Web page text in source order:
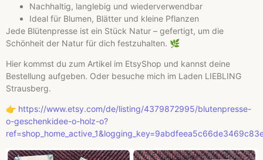
Nachhaltig, langlebig und wiederverwendbar
Ideal für Blumen, Blätter und kleine Pflanzen
Jede Blütenpresse ist ein Stück Natur – gefertigt, um die
Schönheit der Natur für dich festzuhalten. 🌿
Hier kommst du zum Artikel im EtsyShop und kannst deine
Bestellung aufgeben. Oder besuche mich im Laden LIEBLING
Strausberg.
👉 https://www.etsy.com/de/listing/4379872995/blutenpresse-
o-geschenkidee-o-holz-o?